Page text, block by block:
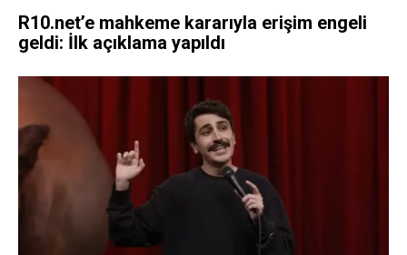
R10.net’e mahkeme kararıyla erişim engeli
geldi: İlk açıklama yapıldı